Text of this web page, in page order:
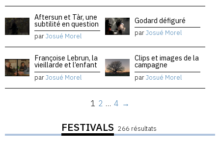
Aftersun et Tàr, une
subtilité en question
parJosué Morel
Godard défiguré
parJosué Morel
Françoise Lebrun, la
vieillarde et l’enfant
parJosué Morel
Clips et images de la
campagne
parJosué Morel
1 2 … 4 →
FESTIVALS 266 résultats